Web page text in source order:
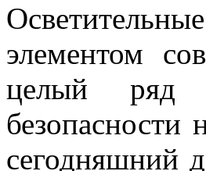
элементом
целый ряд
безопасности
сегодняшний